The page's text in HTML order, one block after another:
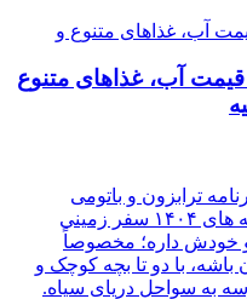
غذا در ترکیه ۱۴۰۵؛ قیمت آب، غذاهای متنوع